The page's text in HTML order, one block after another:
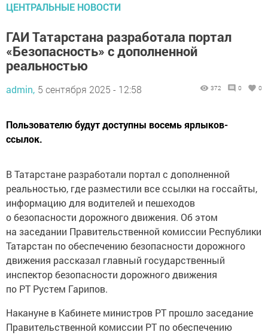
ЦЕНТРАЛЬНЫЕ НОВОСТИ
ГАИ Татарстана разработала портал
«Безопасность» с дополненной
реальностью
admin, 5 сентября 2025 - 12:58 372 0 0
Пользователю будут доступны восемь ярлыков-
ссылок.
В Татарстане разработали портал с дополненной
реальностью, где разместили все ссылки на госсайты,
информацию для водителей и пешеходов
о безопасности дорожного движения. Об этом
на заседании Правительственной комиссии Республики
Татарстан по обеспечению безопасности дорожного
движения рассказал главный государственный
инспектор безопасности дорожного движения
по РТ Рустем Гарипов.
Накануне в Кабинете министров РТ прошло заседание
Правительственной комиссии РТ по обеспечению